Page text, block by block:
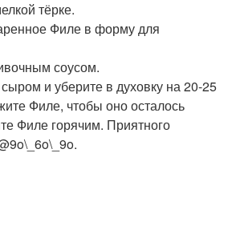
тёрке.
Филе в форму для
соусом.
и уберите в духовку на 20-25
Филе, чтобы оно осталось
Филе горячим. Приятного